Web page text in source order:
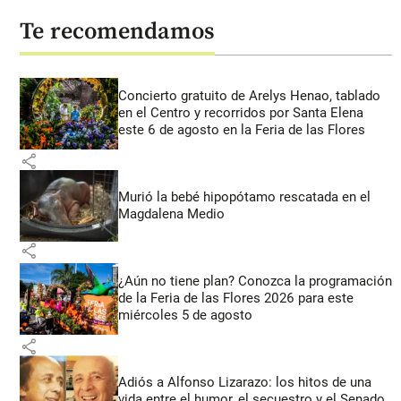
Te recomendamos
Concierto gratuito de Arelys Henao, tablado
en el Centro y recorridos por Santa Elena
este 6 de agosto en la Feria de las Flores
share
Murió la bebé hipopótamo rescatada en el
Magdalena Medio
share
¿Aún no tiene plan? Conozca la programación
de la Feria de las Flores 2026 para este
miércoles 5 de agosto
share
Adiós a Alfonso Lizarazo: los hitos de una